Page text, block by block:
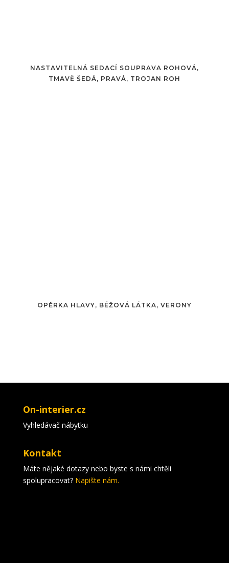
NASTAVITELNÁ SEDACÍ SOUPRAVA ROHOVÁ,
TMAVĚ ŠEDÁ, PRAVÁ, TROJAN ROH
OPĚRKA HLAVY, BÉŽOVÁ LÁTKA, VERONY
On-interier.cz
Vyhledávač nábytku
Kontakt
Máte nějaké dotazy nebo byste s námi chtěli
spolupracovat? Napište nám.